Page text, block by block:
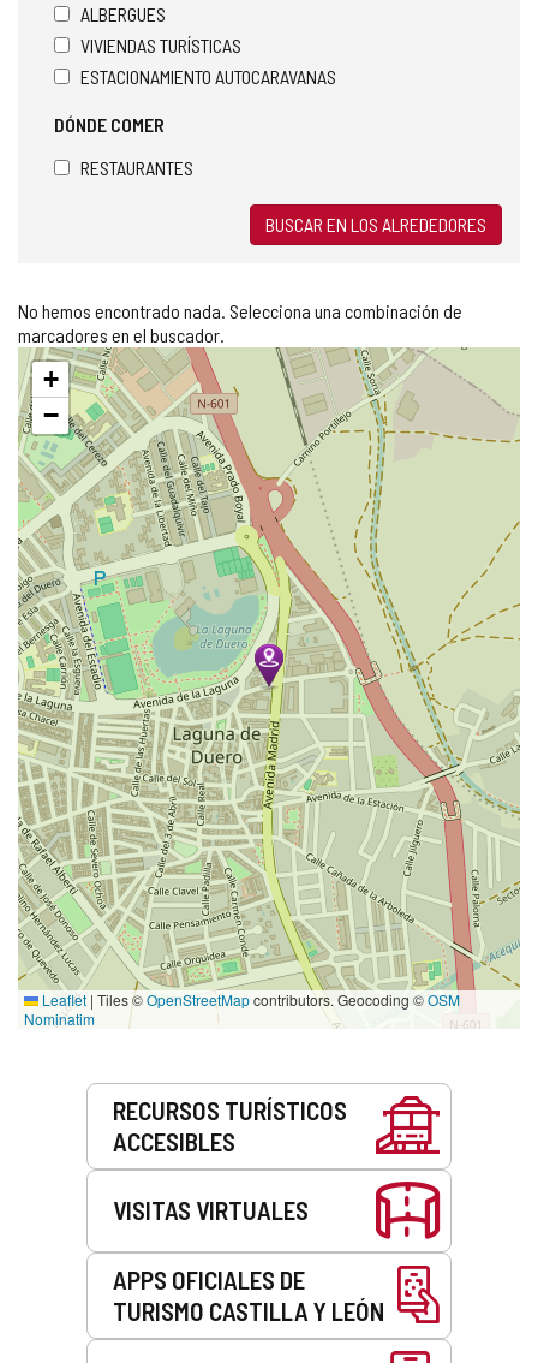
ALBERGUES
VIVIENDAS TURÍSTICAS
ESTACIONAMIENTO AUTOCARAVANAS
DÓNDE COMER
RESTAURANTES
BUSCAR EN LOS ALREDEDORES
No hemos encontrado nada. Selecciona una combinación de
marcadores en el buscador.
Saltar
mapa
+
−
Leaflet | Tiles ©OpenStreetMapcontributors. Geocoding ©OSM
Nominatim
RECURSOS TURÍSTICOS
ACCESIBLES
VISITAS VIRTUALES
APPS OFICIALES DE
TURISMO CASTILLA Y LEÓN